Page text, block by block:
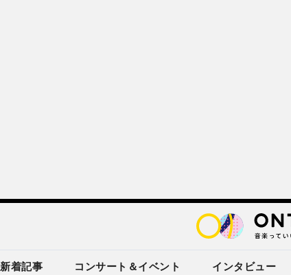
新着記事 コンサート＆イベント インタビュー